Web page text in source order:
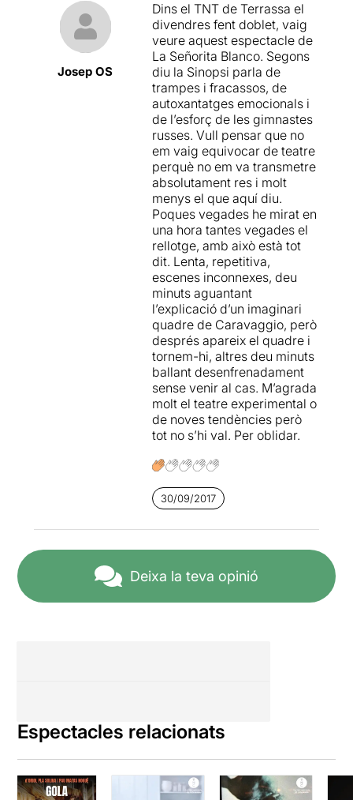
Josep OS
Dins el TNT de Terrassa el
divendres fent doblet, vaig
veure aquest espectacle de
La Señorita Blanco. Segons
diu la Sinopsi parla de
trampes i fracassos, de
autoxantatges emocionals i
de l’esforç de les gimnastes
russes. Vull pensar que no
em vaig equivocar de teatre
perquè no em va transmetre
absolutament res i molt
menys el que aquí diu.
Poques vegades he mirat en
una hora tantes vegades el
rellotge, amb això està tot
dit. Lenta, repetitiva,
escenes inconnexes, deu
minuts aguantant
l’explicació d’un imaginari
quadre de Caravaggio, però
després apareix el quadre i
tornem-hi, altres deu minuts
ballant desenfrenadament
sense venir al cas. M’agrada
molt el teatre experimental o
de noves tendències però
tot no s’hi val. Per oblidar.
30/09/2017
Deixa la teva opinió
Espectacles relacionats